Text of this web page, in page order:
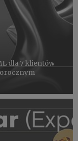
dla 7 klientów